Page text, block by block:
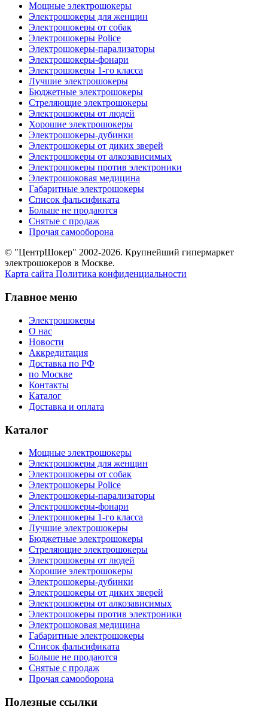
Мощные электрошокеры
Электрошокеры для женщин
Электрошокеры от собак
Электрошокеры Police
Электрошокеры-парализаторы
Электрошокеры-фонари
Электрошокеры 1-го класса
Лучшие электрошокеры
Бюджетные электрошокеры
Стреляющие электрошокеры
Электрошокеры от людей
Хорошие электрошокеры
Электрошокеры-дубинки
Электрошокеры от диких зверей
Электрошокеры от алкозависимых
Электрошокеры против электроники
Электрошоковая медицина
Габаритные электрошокеры
Список фальсификата
Больше не продаются
Снятые с продаж
Прочая самооборона
© "ЦентрШокер" 2002-2026. Крупнейший гипермаркет
электрошокеров в Москве.
Карта сайта Политика конфиденциальности
Главное меню
Электрошокеры
О нас
Новости
Аккредитация
Доставка по РФ
по Москве
Контакты
Каталог
Доставка и оплата
Каталог
Мощные электрошокеры
Электрошокеры для женщин
Электрошокеры от собак
Электрошокеры Police
Электрошокеры-парализаторы
Электрошокеры-фонари
Электрошокеры 1-го класса
Лучшие электрошокеры
Бюджетные электрошокеры
Стреляющие электрошокеры
Электрошокеры от людей
Хорошие электрошокеры
Электрошокеры-дубинки
Электрошокеры от диких зверей
Электрошокеры от алкозависимых
Электрошокеры против электроники
Электрошоковая медицина
Габаритные электрошокеры
Список фальсификата
Больше не продаются
Снятые с продаж
Прочая самооборона
Полезные ссылки